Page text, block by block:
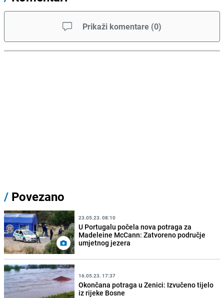
Prikaži komentare (0)
/ Povezano
23.05.23. 08:10
U Portugalu počela nova potraga za
Madeleine McCann: Zatvoreno područje
umjetnog jezera
16.05.23. 17:37
Okončana potraga u Zenici: Izvučeno tijelo
iz rijeke Bosne